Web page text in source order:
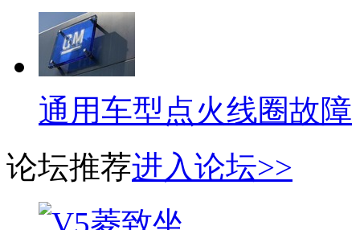
通用车型点火线圈故障
论坛推荐进入论坛>>